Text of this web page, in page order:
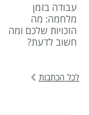
עבודה בזמן
מלחמה: מה
הזכויות שלכם ומה
חשוב לדעת?
לכל הכתבות